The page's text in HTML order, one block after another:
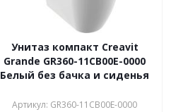
Унитаз компакт Creavit
Grande GR360-11CB00E-0000
Белый без бачка и сиденья
Артикул: GR360-11CB00E-0000